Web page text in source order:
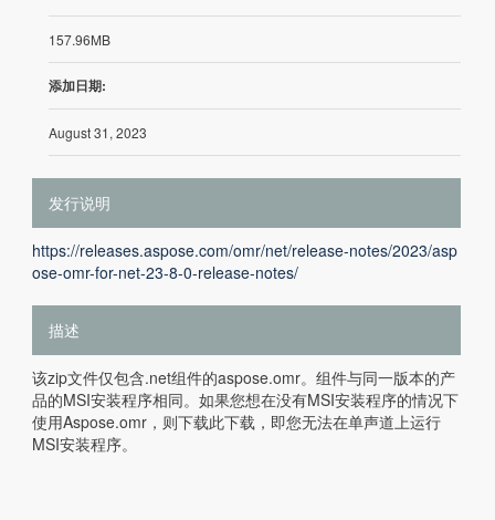
157.96MB
添加日期:
August 31, 2023
发行说明
https://releases.aspose.com/omr/net/release-notes/2023/asp
ose-omr-for-net-23-8-0-release-notes/
描述
该zip文件仅包含.net组件的aspose.omr。组件与同一版本的产
品的MSI安装程序相同。如果您想在没有MSI安装程序的情况下
使用Aspose.omr，则下载此下载，即您无法在单声道上运行
MSI安装程序。